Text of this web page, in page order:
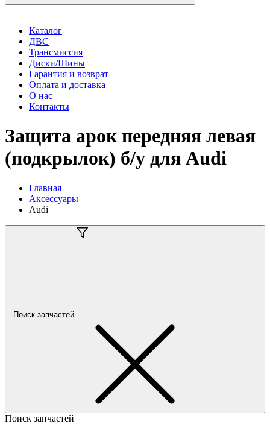
Каталог
ДВС
Трансмиссия
Диски/Шины
Гарантия и возврат
Оплата и доставка
О нас
Контакты
Защита арок передняя левая
(подкрылок) б/у для Audi
Главная
Аксессуары
Audi
Поиск запчастей
Поиск запчастей